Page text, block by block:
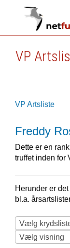
VP
VP Artsliste
Freddy
Dette er en
truffet inden for
Herunder er
bl.a.
Vælg
Vælg visning